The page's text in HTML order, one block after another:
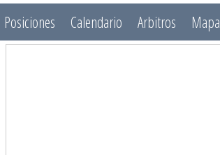
Posiciones Calendario Arbitros Mapa